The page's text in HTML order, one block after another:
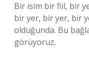
Bir isim bir fiil, bir
bir yer, bir yer, bir
olduğunda. Bu
görüyoruz.